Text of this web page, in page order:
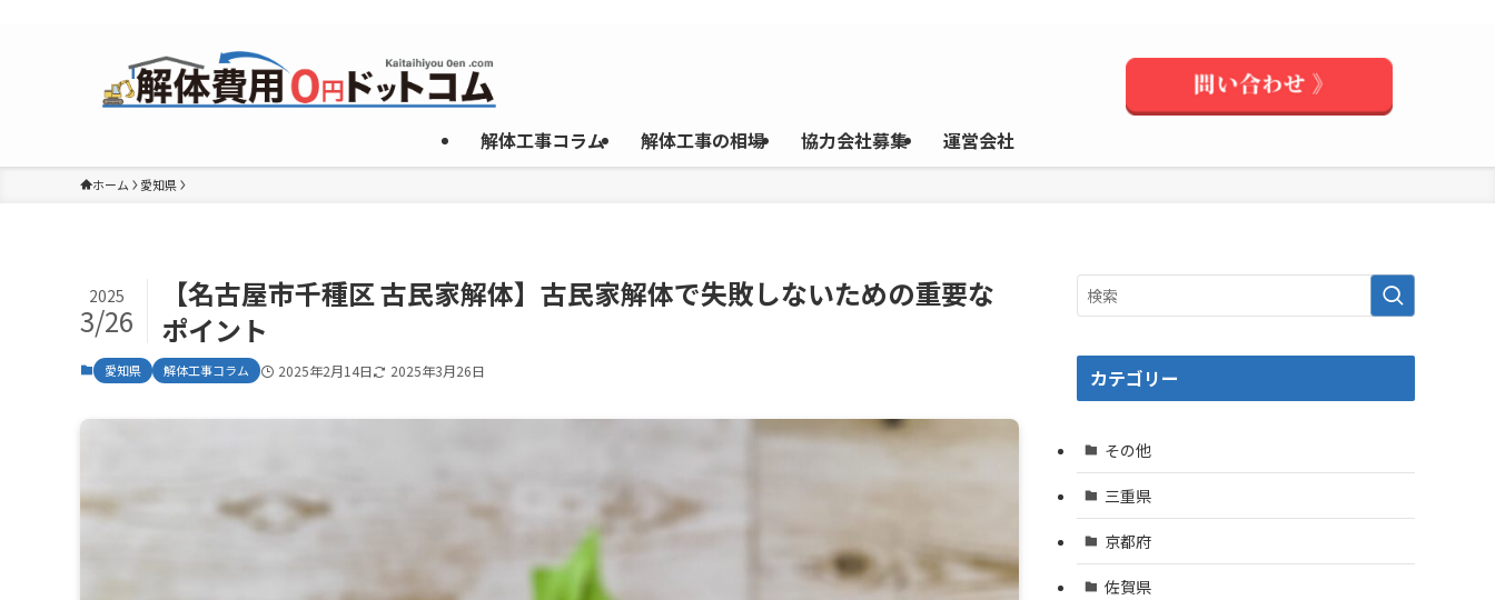
解体工事コラム 解体工事の相場 協力会社募集 運営会社
ホーム 愛知県
【名古屋市千種区 古民家解体】古民家解体で失敗しないための重要な
ポイント
2025
3/26
愛知県 解体工事コラム 2025年2月14日 2025年3月26日 カテゴリー
その他
三重県
京都府
佐賀県